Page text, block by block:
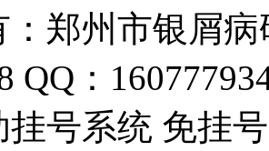
：郑州市银屑
QQ：
挂号系统 免挂